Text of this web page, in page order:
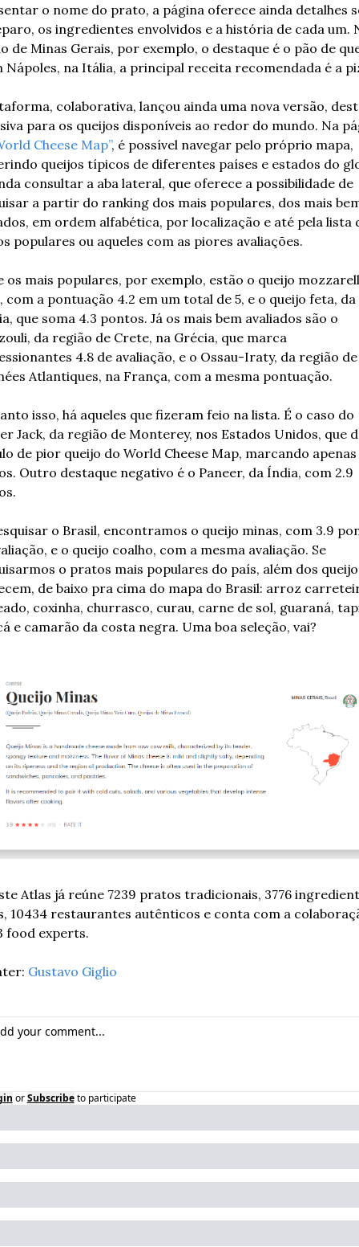
o nome do prato, a página oferece ainda detalhes
os ingredientes envolvidos e a história de cada um.
de Minas Gerais, por exemplo, o destaque é o pão de
Nápoles, na Itália, a principal receita recomendada é a
colaborativa, lançou ainda uma nova versão,
para os queijos disponíveis ao redor do mundo. Na
Cheese Map”, é possível navegar pelo próprio mapa,
queijos típicos de diferentes países e estados do
consultar a aba lateral, que oferece a possibilidade de
a partir do ranking dos mais populares, dos mais
em ordem alfabética, por localização e até pela lista
populares ou aqueles com as piores avaliações.
os mais populares, por exemplo, estão o queijo
com a pontuação 4.2 em um total de 5, e o queijo feta, da
que soma 4.3 pontos. Já os mais bem avaliados são o
da região de Crete, na Grécia, que marca
4.8 de avaliação, e o Ossau-Iraty, da região de
Atlantiques, na França, com a mesma pontuação.
isso, há aqueles que fizeram feio na lista. É o caso do
Jack, da região de Monterey, nos Estados Unidos, que
de pior queijo do World Cheese Map, marcando apenas
Outro destaque negativo é o Paneer, da Índia, com 2.9
o Brasil, encontramos o queijo minas, com 3.9
e o queijo coalho, com a mesma avaliação. Se
o pratos mais populares do país, além dos
de baixo pra cima do mapa do Brasil: arroz
coxinha, churrasco, curau, carne de sol, guaraná,
e camarão da costa negra. Uma boa seleção, vai?
Atlas já reúne 7239 pratos tradicionais, 3776
10434 restaurantes autênticos e conta com a
food experts.
Gustavo Giglio
or Subscribe to participate